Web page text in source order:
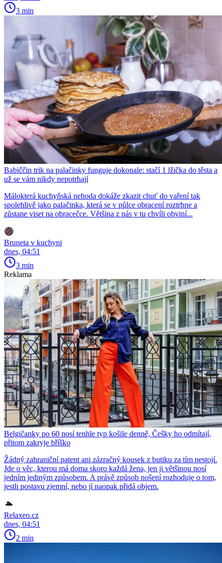
3 min
Babiččin trik na palačinky funguje dokonale: stačí 1 lžička do těsta a
už se vám nikdy nepotrhají
Málokterá kuchyňská nehoda dokáže zkazit chuť do vaření tak
spolehlivě jako palačinka, která se v půlce obracení roztrhne a
zůstane viset na obracečce. Většina z nás v tu chvíli obviní...
Bruneta v kuchyni
dnes, 04:51
3 min
Reklama
Belgičanky po 60 nosí tenhle typ košile denně, Češky ho odmítají,
přitom zakryje bříško
Žádný zahraniční patent ani zázračný kousek z butiku za tím nestojí.
Jde o věc, kterou má doma skoro každá žena, jen ji většinou nosí
jedním jediným způsobem. A právě způsob nošení rozhoduje o tom,
jestli postavu zjemní, nebo jí naopak přidá objem.
Relaxeo.cz
dnes, 04:51
2 min